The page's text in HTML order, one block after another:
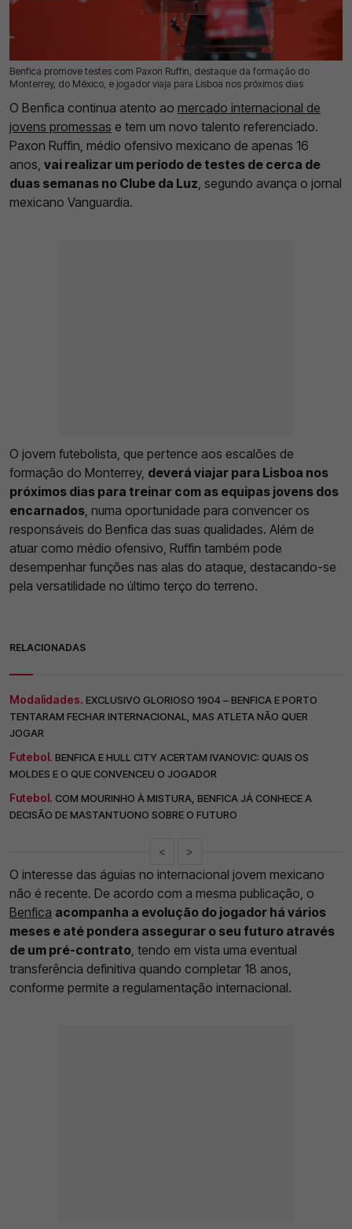
Benfica promove testes com Paxon Ruffin, destaque da formação do
Monterrey, do México, e jogador viaja para Lisboa nos próximos dias
01 Ago 2026 | 17:30 | 0
O Benfica continua atento ao mercado internacional de
jovens promessas e tem um novo talento referenciado.
Paxon Ruffin, médio ofensivo mexicano de apenas 16
anos, vai realizar um período de testes de cerca de
duas semanas no Clube da Luz, segundo avança o jornal
mexicano Vanguardia.
O jovem futebolista, que pertence aos escalões de
formação do Monterrey, deverá viajar para Lisboa nos
próximos dias para treinar com as equipas jovens dos
encarnados, numa oportunidade para convencer os
responsáveis do Benfica das suas qualidades. Além de
atuar como médio ofensivo, Ruffin também pode
desempenhar funções nas alas do ataque, destacando-se
pela versatilidade no último terço do terreno.
RELACIONADAS
Modalidades. EXCLUSIVO GLORIOSO 1904 – BENFICA E PORTO
TENTARAM FECHAR INTERNACIONAL, MAS ATLETA NÃO QUER
JOGAR
Futebol. BENFICA E HULL CITY ACERTAM IVANOVIC: QUAIS OS
MOLDES E O QUE CONVENCEU O JOGADOR
Futebol. COM MOURINHO À MISTURA, BENFICA JÁ CONHECE A
DECISÃO DE MASTANTUONO SOBRE O FUTURO
< >
O interesse das águias no internacional jovem mexicano
não é recente. De acordo com a mesma publicação, o
Benfica acompanha a evolução do jogador há vários
meses e até pondera assegurar o seu futuro através
de um pré-contrato, tendo em vista uma eventual
transferência definitiva quando completar 18 anos,
conforme permite a regulamentação internacional.